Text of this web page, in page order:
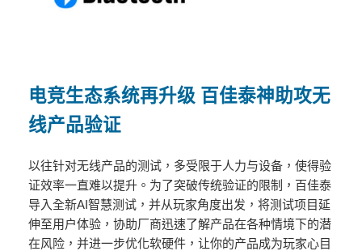
电竞生态系统再升级 百佳泰神助攻无
线产品验证
以往针对无线产品的测试，多受限于人力与设备，使得验
证效率一直难以提升。为了突破传统验证的限制，百佳泰
导入全新AI智慧测试，并从玩家角度出发，将测试项目延
伸至用户体验，协助厂商迅速了解产品在各种情境下的潜
在风险，并进一步优化软硬件，让你的产品成为玩家心目